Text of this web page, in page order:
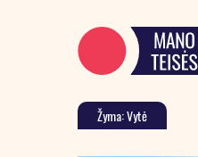
Žyma: Vytė